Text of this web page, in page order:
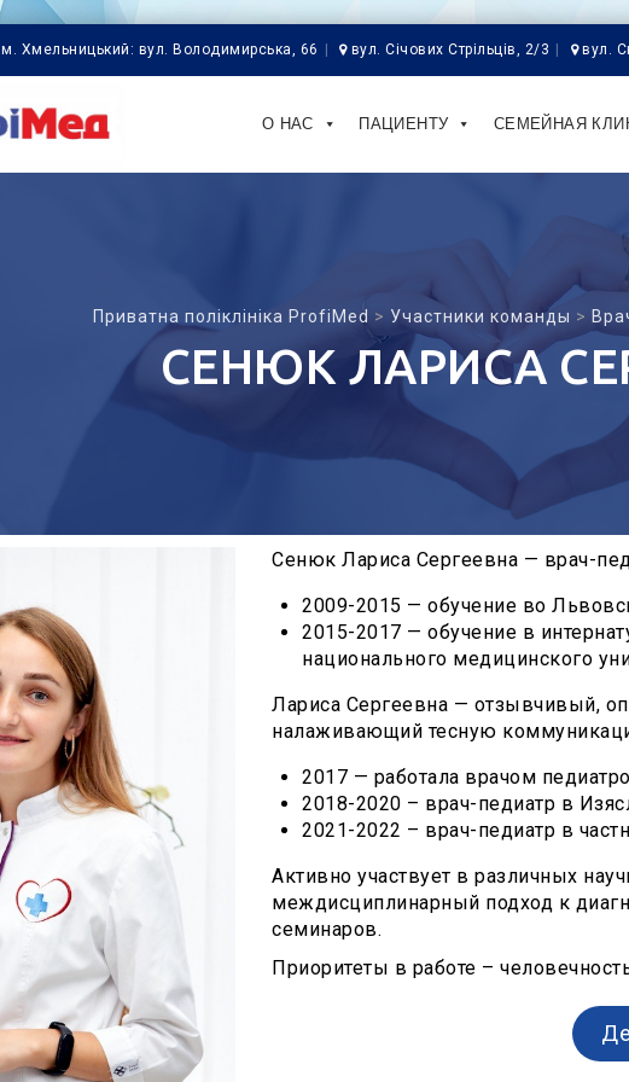
м. Хмельницький: вул. Володимирська, 66 вул. Січових Стрільців, 2/3 вул.
to
О НАС ПАЦИЕНТУ СЕМЕЙНАЯ
Приватна поліклініка ProfiMed > Участники команды >
СЕНЮК ЛАРИСА
Сенюк Лариса Сергеевна — врач-
2009-2015 — обучение во
2015-2017 — обучение в
национального медицинского
Лариса Сергеевна — отзывчивый,
налаживающий тесную
2017 — работала врачом
2018-2020 – врач-педиатр в
2021-2022 – врач-педиатр в
Активно участвует в различных
междисциплинарный подход к
семинаров.
Приоритеты в работе –